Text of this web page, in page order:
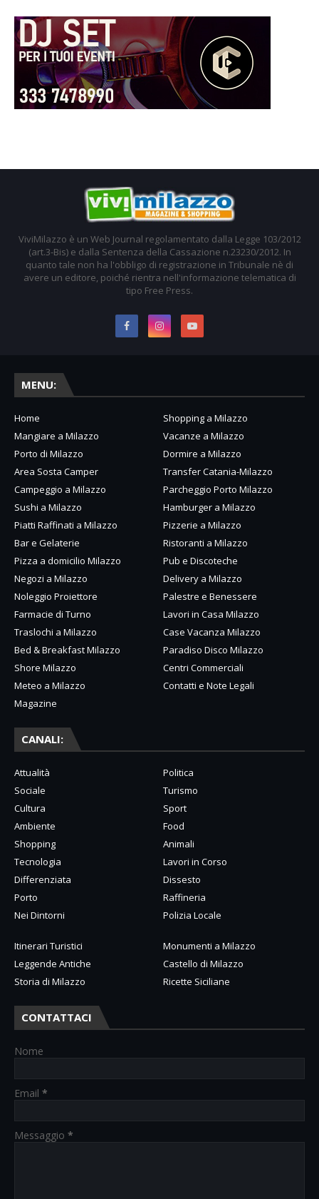
ViviMilazzo è un Web Journal regolamentato dalla Legge 103/2012
(art.3-Bis) e dalla Sentenza della Cassazione n.23230/2012. In
quanto tale non ha l'obbligo di registrazione in Tribunale nè di
avere un editore, poiché rientra nell'informazione telematica di
tipo Free Press.
MENU:
Home
Shopping a Milazzo
Mangiare a Milazzo
Vacanze a Milazzo
Porto di Milazzo
Dormire a Milazzo
Area Sosta Camper
Transfer Catania-Milazzo
Campeggio a Milazzo
Parcheggio Porto Milazzo
Sushi a Milazzo
Hamburger a Milazzo
Piatti Raffinati a Milazzo
Pizzerie a Milazzo
Bar e Gelaterie
Ristoranti a Milazzo
Pizza a domicilio Milazzo
Pub e Discoteche
Negozi a Milazzo
Delivery a Milazzo
Noleggio Proiettore
Palestre e Benessere
Farmacie di Turno
Lavori in Casa Milazzo
Traslochi a Milazzo
Case Vacanza Milazzo
Bed & Breakfast Milazzo
Paradiso Disco Milazzo
Shore Milazzo
Centri Commerciali
Meteo a Milazzo
Contatti e Note Legali
Magazine
CANALI:
Attualità
Politica
Sociale
Turismo
Cultura
Sport
Ambiente
Food
Shopping
Animali
Tecnologia
Lavori in Corso
Differenziata
Dissesto
Porto
Raffineria
Nei Dintorni
Polizia Locale
Itinerari Turistici
Monumenti a Milazzo
Leggende Antiche
Castello di Milazzo
Storia di Milazzo
Ricette Siciliane
CONTATTACI
Nome
Email *
Messaggio *